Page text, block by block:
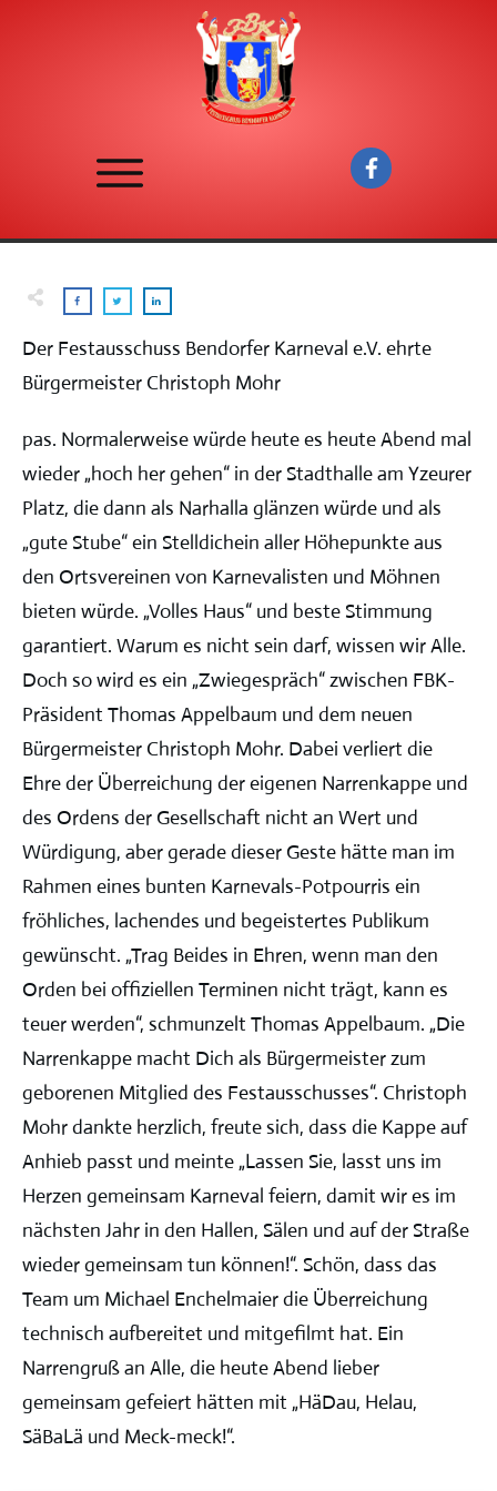
Der Festausschuss Bendorfer Karneval e.V. ehrte
Bürgermeister Christoph Mohr
pas. Normalerweise würde heute es heute Abend mal
wieder „hoch her gehen“ in der Stadthalle am Yzeurer
Platz, die dann als Narhalla glänzen würde und als
„gute Stube“ ein Stelldichein aller Höhepunkte aus
den Ortsvereinen von Karnevalisten und Möhnen
bieten würde. „Volles Haus“ und beste Stimmung
garantiert. Warum es nicht sein darf, wissen wir Alle.
Doch so wird es ein „Zwiegespräch“ zwischen FBK-
Präsident Thomas Appelbaum und dem neuen
Bürgermeister Christoph Mohr. Dabei verliert die
Ehre der Überreichung der eigenen Narrenkappe und
des Ordens der Gesellschaft nicht an Wert und
Würdigung, aber gerade dieser Geste hätte man im
Rahmen eines bunten Karnevals-Potpourris ein
fröhliches, lachendes und begeistertes Publikum
gewünscht. „Trag Beides in Ehren, wenn man den
Orden bei offiziellen Terminen nicht trägt, kann es
teuer werden“, schmunzelt Thomas Appelbaum. „Die
Narrenkappe macht Dich als Bürgermeister zum
geborenen Mitglied des Festausschusses“. Christoph
Mohr dankte herzlich, freute sich, dass die Kappe auf
Anhieb passt und meinte „Lassen Sie, lasst uns im
Herzen gemeinsam Karneval feiern, damit wir es im
nächsten Jahr in den Hallen, Sälen und auf der Straße
wieder gemeinsam tun können!“. Schön, dass das
Team um Michael Enchelmaier die Überreichung
technisch aufbereitet und mitgefilmt hat. Ein
Narrengruß an Alle, die heute Abend lieber
gemeinsam gefeiert hätten mit „HäDau, Helau,
SäBaLä und Meck-meck!“.